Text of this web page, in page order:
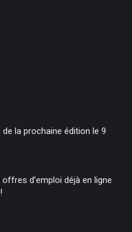
la prochaine édition le 9
d’emploi déjà en ligne